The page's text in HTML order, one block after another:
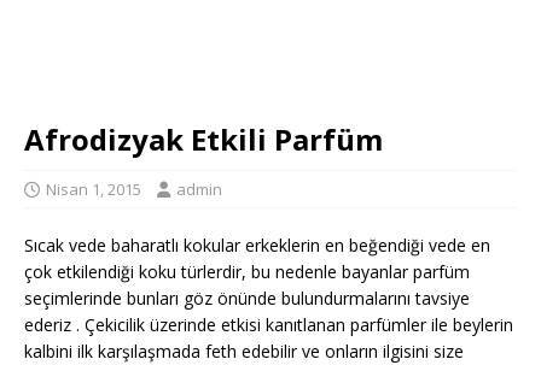
Afrodizyak Etkili Parfüm
Nisan 1, 2015 admin
Sıcak vede baharatlı kokular erkeklerin en beğendiği vede en
çok etkilendiği koku türlerdir, bu nedenle bayanlar parfüm
seçimlerinde bunları göz önünde bulundurmalarını tavsiye
ederiz . Çekicilik üzerinde etkisi kanıtlanan parfümler ile beylerin
kalbini ilk karşılaşmada feth edebilir ve onların ilgisini size